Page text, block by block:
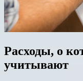
Расходы, о
учитывают